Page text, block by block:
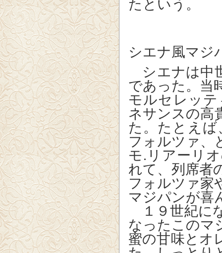
たという。
シエナ風マジ
シエナは中
であった。当
モルセレッ
ネサンスの高
た。たとえば
フォルツァ、
モ.リアーリ
れて、列席者
フォルツァ家
マジパンが喜
１９世紀に
なったこのマ
蜜の甘味とオ